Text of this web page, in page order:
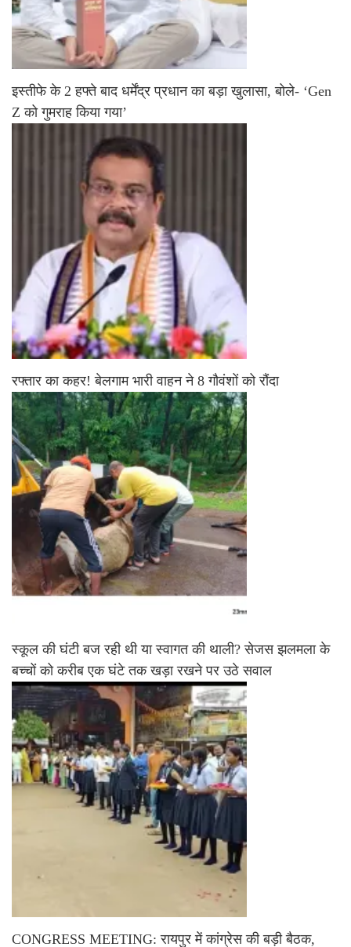
इस्तीफे के 2 हफ्ते बाद धर्मेंद्र प्रधान का बड़ा खुलासा, बोले- ‘Gen
Z को गुमराह किया गया’
रफ्तार का कहर! बेलगाम भारी वाहन ने 8 गौवंशों को रौंदा
स्कूल की घंटी बज रही थी या स्वागत की थाली? सेजस झलमला के
बच्चों को करीब एक घंटे तक खड़ा रखने पर उठे सवाल
CONGRESS MEETING: रायपुर में कांग्रेस की बड़ी बैठक,